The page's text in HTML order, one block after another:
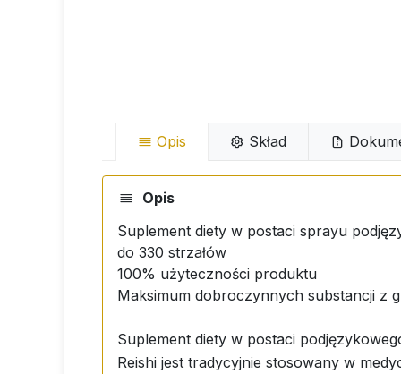
Opis Skład
Opis
Suplement diety w postaci sprayu
do 330 strzałów
100% użyteczności produktu
Maksimum dobroczynnych substancji z
Suplement diety w postaci
Reishi jest tradycyjnie stosowany w